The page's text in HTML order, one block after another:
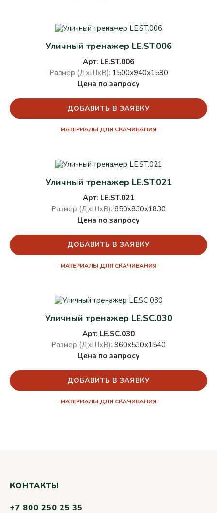
Уличный тренажер LE.ST.006
Арт: LE.ST.006
Размер (ДхШхВ): 1500х940х1590
Цена по запросу
ДОБАВИТЬ В ЗАЯВКУ
МАТЕРИАЛЫ ДЛЯ СКАЧИВАНИЯ
Уличный тренажер LE.ST.021
Арт: LE.ST.021
Размер (ДхШхВ): 850х830х1830
Цена по запросу
ДОБАВИТЬ В ЗАЯВКУ
МАТЕРИАЛЫ ДЛЯ СКАЧИВАНИЯ
Уличный тренажер LE.SC.030
Арт: LE.SC.030
Размер (ДхШхВ): 960х530х1540
Цена по запросу
ДОБАВИТЬ В ЗАЯВКУ
МАТЕРИАЛЫ ДЛЯ СКАЧИВАНИЯ
КОНТАКТЫ
+7 800 250 25 35